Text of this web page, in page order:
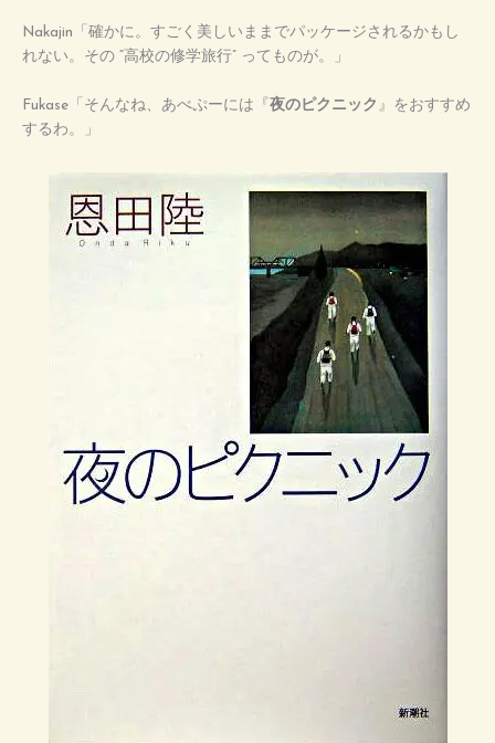
Nakajin「確かに。すごく美しいままでパッケージされるかもし
れない。その “高校の修学旅行” ってものが。」
Fukase「そんなね、あべぷーには『 夜のピクニック 』をおすすめ
するわ。」